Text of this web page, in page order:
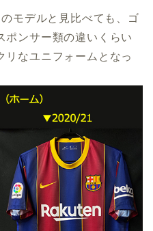
モデルと見比べても、ゴ
ポンサー類の違いくらい
リなユニフォームとなっ